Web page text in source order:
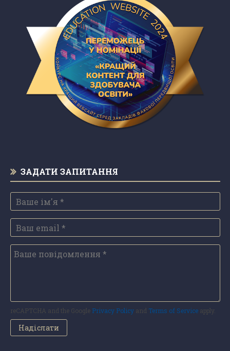
ЗАДАТИ ЗАПИТАННЯ
reCAPTCHA and the Google Privacy Policyand Terms of Serviceapply.